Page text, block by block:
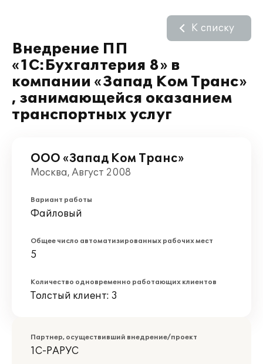
Внедрение ПП
«1С:Бухгалтерия 8» в
компании «Запад Ком Транс»
, занимающейся оказанием
транспортных услуг
К списку
ООО «Запад Ком Транс»
Москва, Август 2008
Вариант работы
Файловый
Общее число автоматизированных рабочих мест
5
Количество одновременно работающих клиентов
Толстый клиент: 3
Партнер, осуществивший внедрение/проект
1С-РАРУС